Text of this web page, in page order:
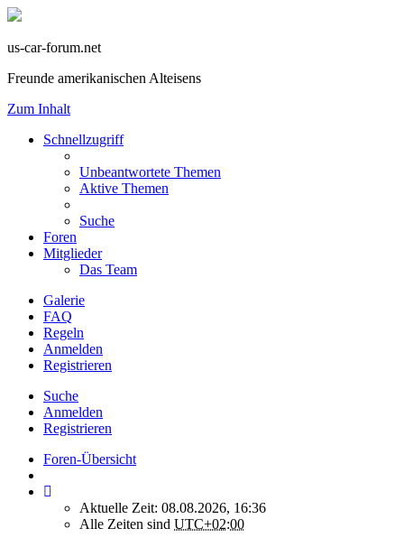
us-car-forum.net
Freunde amerikanischen Alteisens
Zum Inhalt
Schnellzugriff
Unbeantwortete Themen
Aktive Themen
Suche
Foren
Mitglieder
Das Team
Galerie
FAQ
Regeln
Anmelden
Registrieren
Suche
Anmelden
Registrieren
Foren-Übersicht
Aktuelle Zeit: 08.08.2026, 16:36
Alle Zeiten sind UTC+02:00